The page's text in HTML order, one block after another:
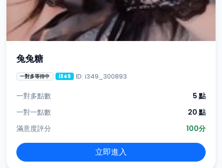
兔兔糖
一對多等待中 i349 ID: i349_300893
一對多點數
5 點
一對一點數
20 點
滿意度評分
100分
立即進入